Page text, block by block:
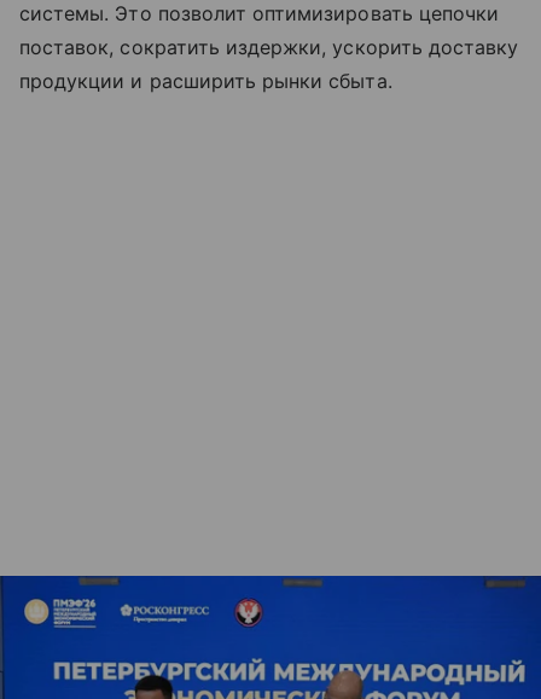
системы. Это позволит оптимизировать цепочки
поставок, сократить издержки, ускорить доставку
продукции и расширить рынки сбыта.